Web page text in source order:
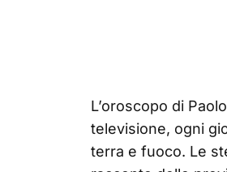
L’oroscopo di
televisione, ogni
terra e fuoco. Le